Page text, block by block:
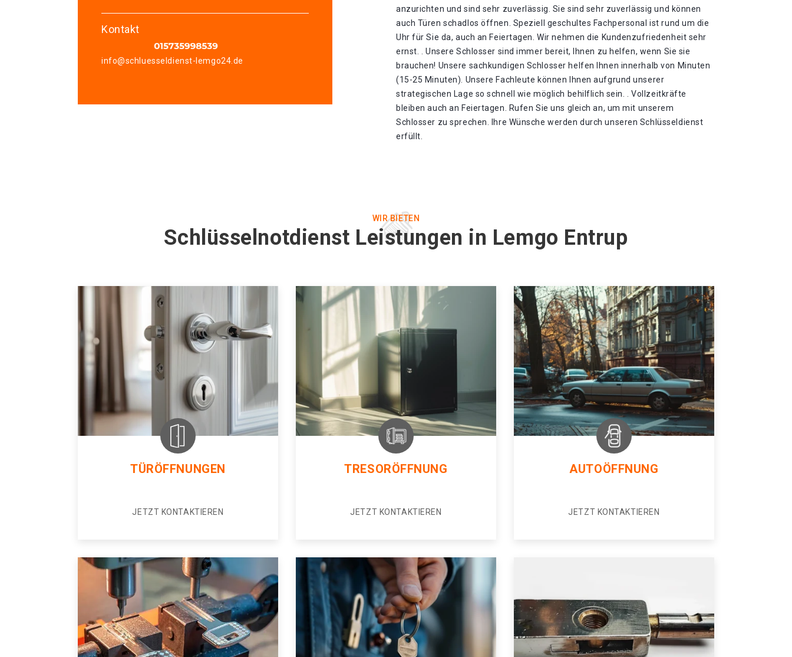
Kontakt
info@schluesseldienst-lemgo24.de
anzurichten und sind sehr zuverlässig. Sie sind sehr zuverlässig und können
auch Türen schadlos öffnen. Speziell geschultes Fachpersonal ist rund um die
Uhr für Sie da, auch an Feiertagen. Wir nehmen die Kundenzufriedenheit sehr
ernst. . Unsere Schlosser sind immer bereit, Ihnen zu helfen, wenn Sie sie
brauchen! Unsere sachkundigen Schlosser helfen Ihnen innerhalb von Minuten
(15-25 Minuten). Unsere Fachleute können Ihnen aufgrund unserer
strategischen Lage so schnell wie möglich behilflich sein. . Vollzeitkräfte
bleiben auch an Feiertagen. Rufen Sie uns gleich an, um mit unserem
Schlosser zu sprechen. Ihre Wünsche werden durch unseren Schlüsseldienst
erfüllt.
WIR BIETEN
Schlüsselnotdienst Leistungen in Lemgo Entrup
TÜRÖFFNUNGEN
JETZT KONTAKTIEREN
TRESORÖFFNUNG
JETZT KONTAKTIEREN
AUTOÖFFNUNG
JETZT KONTAKTIEREN